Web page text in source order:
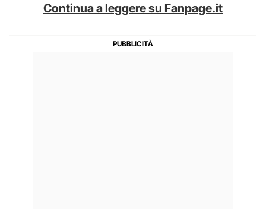
Continua a leggere su Fanpage.it